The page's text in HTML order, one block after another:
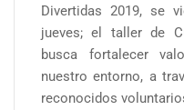
Divertidas 2019, se
jueves; el taller de
busca fortalecer
nuestro entorno, a
reconocidos